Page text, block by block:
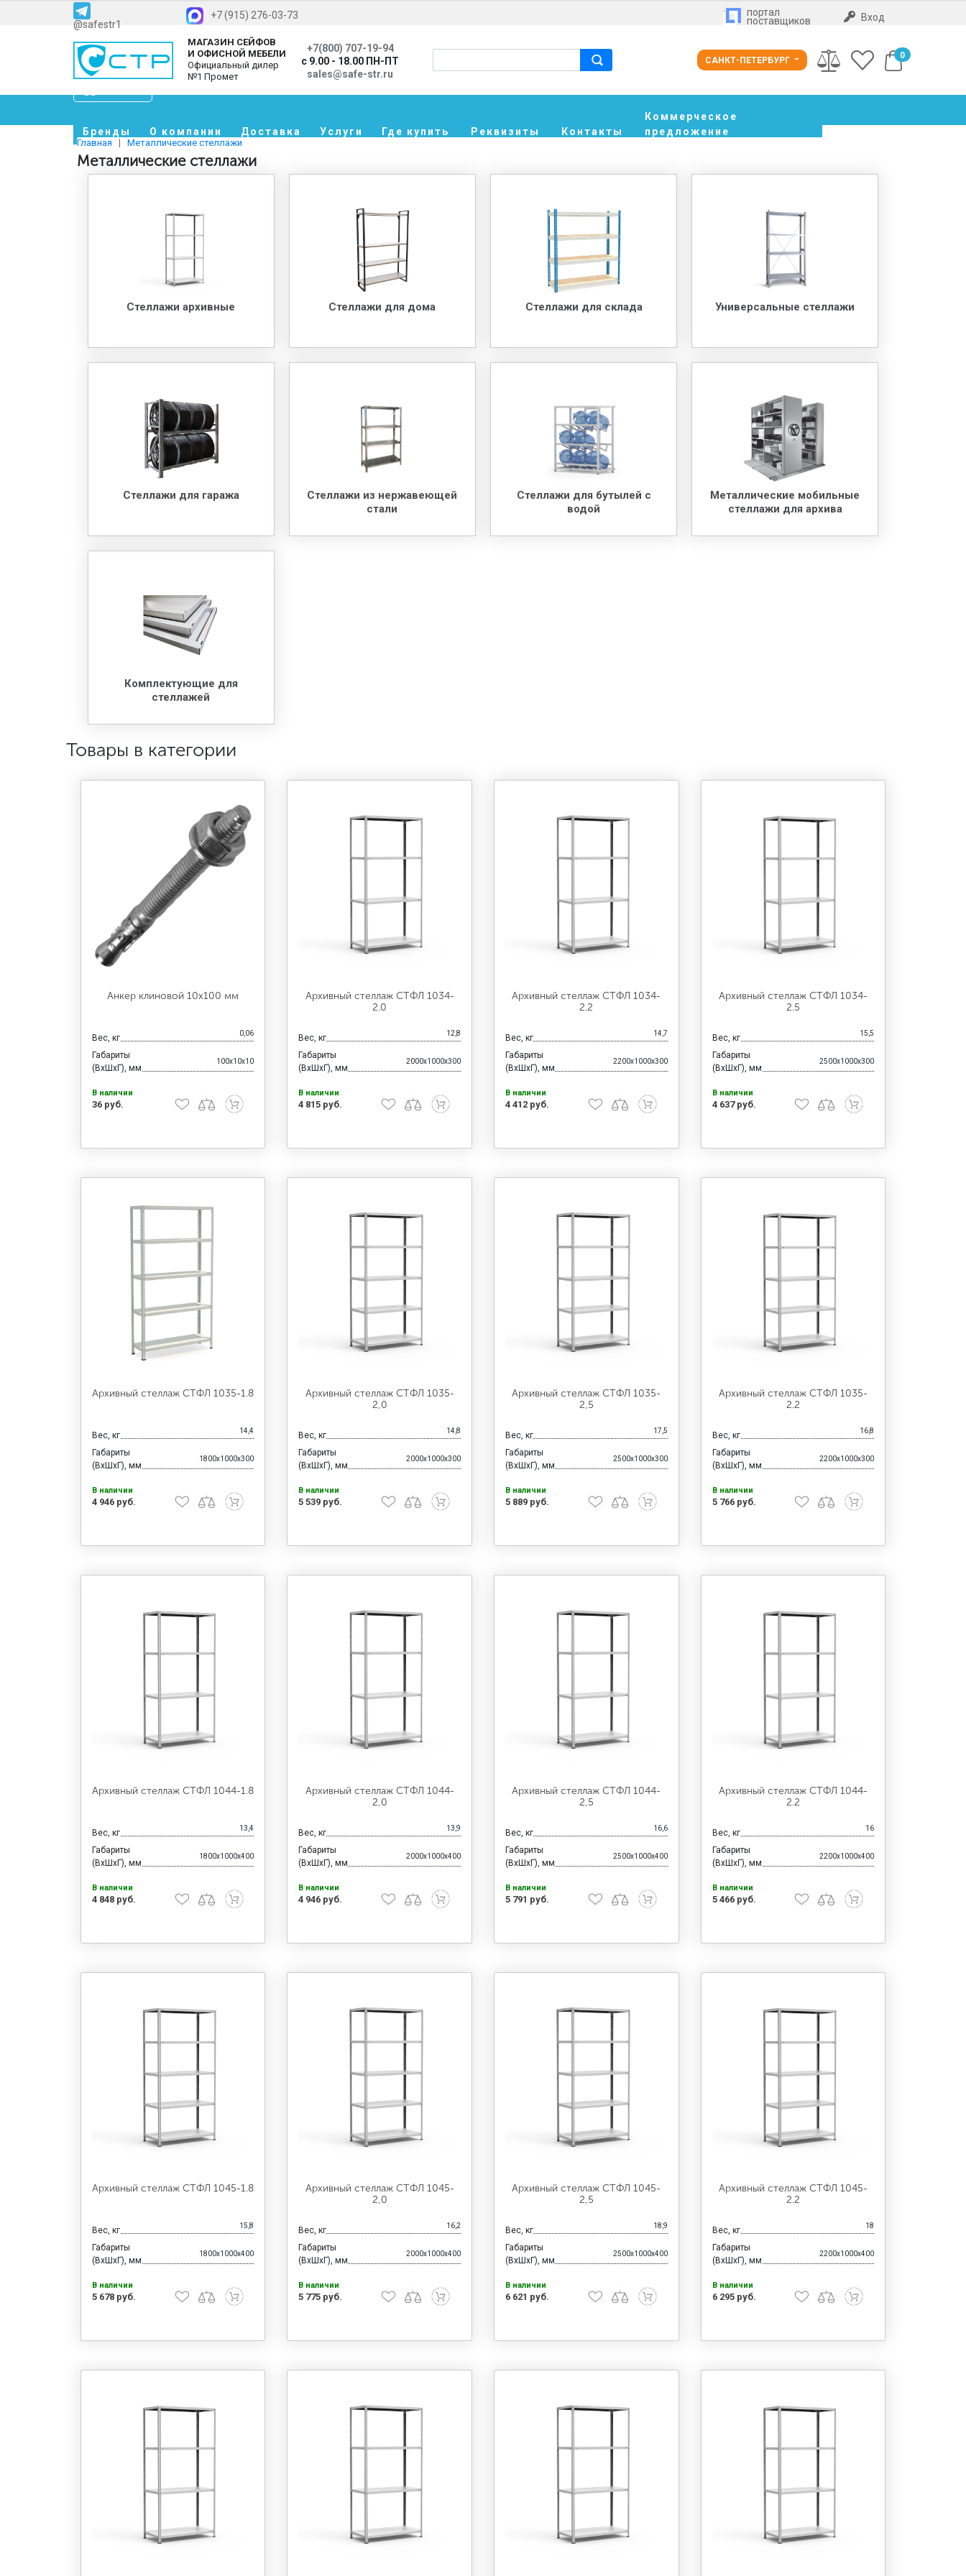
@safestr1
+7 (915) 276-03-73 портал
поставщиков Вход
МАГАЗИН СЕЙФОВ
И ОФИСНОЙ МЕБЕЛИ
Официальный дилер
№1 Промет
+7(800) 707-19-94
с 9.00 - 18.00 ПН-ПТ
sales@safe-str.ru
САНКТ-ПЕТЕРБУРГ 0
Бренды О компании Доставка Услуги Где купить Реквизиты Контакты
Коммерческое
предложение
Главная Металлические стеллажи
Металлические стеллажи
Стеллажи архивные Стеллажи для дома Стеллажи для склада Универсальные стеллажи
Стеллажи для гаража
Стеллажи из нержавеющей
стали
Стеллажи для бутылей с
водой
Металлические мобильные
стеллажи для архива
Комплектующие для
стеллажей
Товары в категории
Анкер клиновой 10х100 мм
Вес, кг 0,06
Габариты
(ВхШхГ), мм
100x10x10
В наличии
36 руб.
Архивный стеллаж СТФЛ 1034-
2.0
Вес, кг 12,8
Габариты
(ВхШхГ), мм
2000x1000x300
В наличии
4 815 руб.
Архивный стеллаж СТФЛ 1034-
2.2
Вес, кг 14,7
Габариты
(ВхШхГ), мм
2200x1000x300
В наличии
4 412 руб.
Архивный стеллаж СТФЛ 1034-
2.5
Вес, кг 15,5
Габариты
(ВхШхГ), мм
2500x1000x300
В наличии
4 637 руб.
Архивный стеллаж СТФЛ 1035-1.8
Вес, кг 14,4
Габариты
(ВхШхГ), мм
1800x1000x300
В наличии
4 946 руб.
Архивный стеллаж СТФЛ 1035-
2,0
Вес, кг 14,8
Габариты
(ВхШхГ), мм
2000x1000x300
В наличии
5 539 руб.
Архивный стеллаж СТФЛ 1035-
2,5
Вес, кг 17,5
Габариты
(ВхШхГ), мм
2500x1000x300
В наличии
5 889 руб.
Архивный стеллаж СТФЛ 1035-
2.2
Вес, кг 16,8
Габариты
(ВхШхГ), мм
2200x1000x300
В наличии
5 766 руб.
Архивный стеллаж СТФЛ 1044-1.8
Вес, кг 13,4
Габариты
(ВхШхГ), мм
1800x1000x400
В наличии
4 848 руб.
Архивный стеллаж СТФЛ 1044-
2,0
Вес, кг 13,9
Габариты
(ВхШхГ), мм
2000x1000x400
В наличии
4 946 руб.
Архивный стеллаж СТФЛ 1044-
2,5
Вес, кг 16,6
Габариты
(ВхШхГ), мм
2500x1000x400
В наличии
5 791 руб.
Архивный стеллаж СТФЛ 1044-
2.2
Вес, кг 16
Габариты
(ВхШхГ), мм
2200x1000x400
В наличии
5 466 руб.
Архивный стеллаж СТФЛ 1045-1.8
Вес, кг 15,8
Габариты
(ВхШхГ), мм
1800x1000x400
В наличии
5 678 руб.
Архивный стеллаж СТФЛ 1045-
2,0
Вес, кг 16,2
Габариты
(ВхШхГ), мм
2000x1000x400
В наличии
5 775 руб.
Архивный стеллаж СТФЛ 1045-
2,5
Вес, кг 18,9
Габариты
(ВхШхГ), мм
2500x1000x400
В наличии
6 621 руб.
Архивный стеллаж СТФЛ 1045-
2.2
Вес, кг 18
Габариты
(ВхШхГ), мм
2200x1000x400
В наличии
6 295 руб.